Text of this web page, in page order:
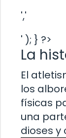
','
' ); } ?>
La
El
los
físicas
una
dioses